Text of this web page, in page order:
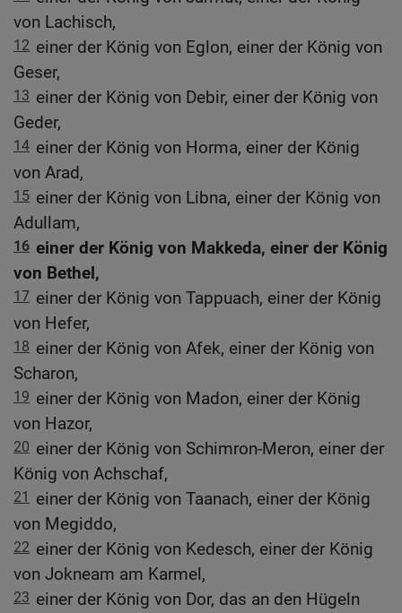
von Lachisch,
12 einer der König von Eglon, einer der König von
Geser,
13 einer der König von Debir, einer der König von
Geder,
14 einer der König von Horma, einer der König
von Arad,
15 einer der König von Libna, einer der König von
Adullam,
16 einer der König von Makkeda, einer der König
von Bethel,
17 einer der König von Tappuach, einer der König
von Hefer,
18 einer der König von Afek, einer der König von
Scharon,
19 einer der König von Madon, einer der König
von Hazor,
20 einer der König von Schimron-Meron, einer der
König von Achschaf,
21
einer der König von Taanach, einer der König
von Megiddo,
22 einer der König von Kedesch, einer der König
von Jokneam am Karmel,
23 einer der König von Dor, das an den Hügeln